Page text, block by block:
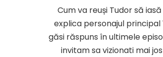
Cum va reuși Tudor să
explica personajul
găsi răspuns în ultimele
invitam sa vizionati mai